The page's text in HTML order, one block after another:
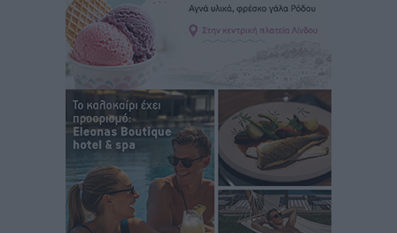
Οικονομική ενίσχυση για συντήρηση στο κλειστό της
Καρπάθου
Αθλητικά • πριν 2 ώρες
Στάθης Αντωνάς: Ένα βήμα πριν από επαγγελματικό
συμβόλαιο πυγμαχίας με MTGP και BXGP για Ευρώπη
και Αυστραλία
πριν 2 ώρες
ΚΑΕ Κολοσσός: Τα… ευρωπαϊκά εισιτήρια διαρκείας